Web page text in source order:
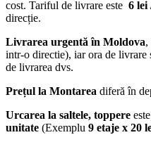
cost. Tariful de livrare este 6 lei
direcție.
Livrarea urgentă în Moldova,
intr-o directie), iar ora de livrare
de livrarea dvs.
Prețul la Montarea diferă în
Urcarea la saltele, toppere
unitate (Exemplu 9 etaje x 20